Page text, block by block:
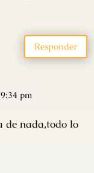
Responder
pm
de nada,todo lo